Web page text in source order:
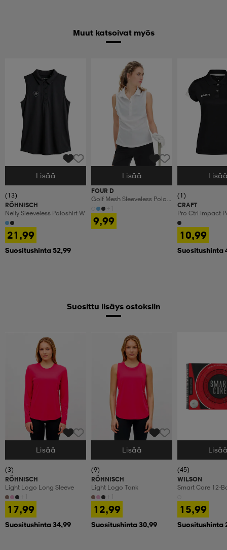
Muut katsoivat myös
Valitse Koko
Lisää
(13)
RÖHNISCH
Nelly Sleeveless Poloshirt W
21,99
Suositushinta 52,99
Valitse Koko
Lisää
FOUR D
Golf Mesh Sleeveless Polo
W
9,99
Valitse Koko
(1)
CRAFT
Pro Ctrl Impact
10,99
Suositushinta
Suosittu lisäys ostoksiin
Valitse Koko
Lisää
(3)
RÖHNISCH
Light Logo Long Sleeve
17,99
Suositushinta 34,99
Valitse Koko
Lisää
(9)
RÖHNISCH
Light Logo Tank
12,99
Suositushinta 30,99
Valitse Koko
(45)
WILSON
Smart Core 12-
15,99
Suositushinta